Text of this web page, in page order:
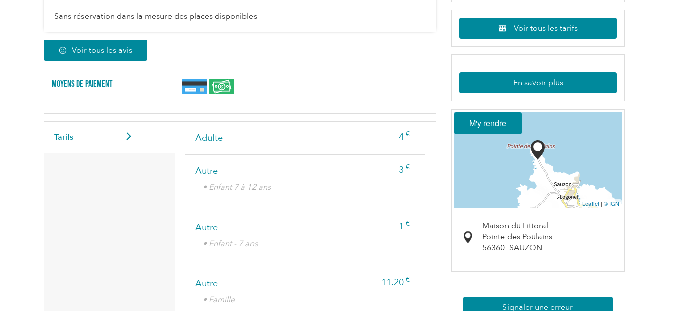
Sans réservation dans la mesure des places disponibles
Voir tous les avis
Moyens de paiement
Tarifs Adulte 4 €
Autre 3 €
• Enfant 7 à 12 ans
Autre 1 €
• Enfant - 7 ans
Autre 11.20 €
• Famille
Voir tous les tarifs
En savoir plus
M'y rendre
Leaflet | © IGN
Maison du Littoral
Pointe des Poulains
56360 SAUZON
Signaler une erreur